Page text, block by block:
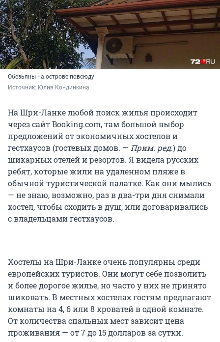
Обезьяны на острове повсюду
Источник: Юлия Кондинкина
На Шри-Ланке любой поиск жилья происходит
через сайт Booking.com, там большой выбор
предложений от экономичных хостелов и
гестхаусов (гостевых домов. — Прим. ред.) до
шикарных отелей и резортов. Я видела русских
ребят, которые жили на удаленном пляже в
обычной туристической палатке. Как они мылись
— не знаю, возможно, раз в два-три дня снимали
хостел, чтобы сходить в душ, или договаривались
с владельцами гестхаусов.
Хостелы на Шри-Ланке очень популярны среди
европейских туристов. Они могут себе позволить
и более дорогое жилье, но часто у них не принято
шиковать. В местных хостелах гостям предлагают
комнаты на 4, 6 или 8 кроватей в одной комнате.
От количества спальных мест зависит цена
проживания — от 7 до 15 долларов за сутки.